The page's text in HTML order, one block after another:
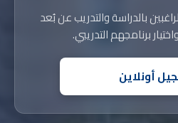
بالدراسة والتدريب عن بُعد
برنامجهم التدريبي.
أونلاين